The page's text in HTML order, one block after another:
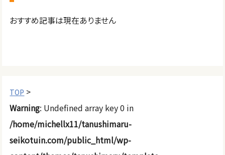
おすすめ記事は現在ありません
TOP >
Warning: Undefined array key 0 in
/home/michellx11/tanushimaru-
seikotuin.com/public_html/wp-